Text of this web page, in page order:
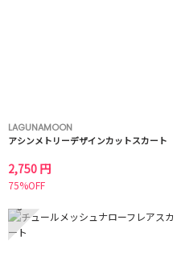
LAGUNAMOON
アシンメトリーデザインカットスカート
2,750 円
75%OFF
5